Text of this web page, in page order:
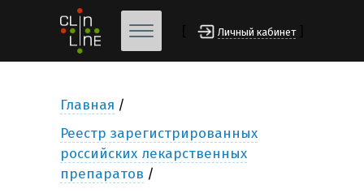
Личный кабинет
Главная
Реестр зарегистрированных
российских лекарственных
препаратов